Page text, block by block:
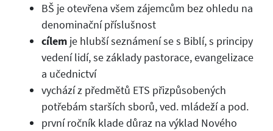
BŠ je otevřena všem zájemcům bez ohledu na
denominační příslušnost
cílemje hlubší seznámení se s Biblí, s principy
vedení lidí, se základy pastorace, evangelizace
a učednictví
vychází z předmětů ETS přizpůsobených
potřebám starších sborů, ved. mládeží a pod.
první ročník klade důraz na výklad Nového